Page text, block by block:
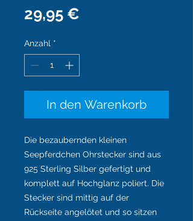
29,95 €
Anzahl *
In den Warenkorb
Die bezaubernden kleinen
Seepferdchen Ohrstecker sind aus
925 Sterling Silber gefertigt und
komplett auf Hochglanz poliert. Die
Stecker sind mittig auf der
Rückseite angelötet und so sitzen